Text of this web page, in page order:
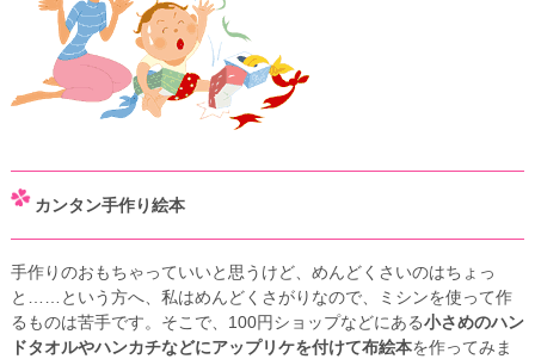
カンタン手作り絵本
手作りのおもちゃっていいと思うけど、めんどくさいのはちょっ
と……という方へ、私はめんどくさがりなので、ミシンを使って作
るものは苦手です。そこで、100円ショップなどにある小さめのハン
ドタオルやハンカチなどにアップリケを付けて布絵本を作ってみま